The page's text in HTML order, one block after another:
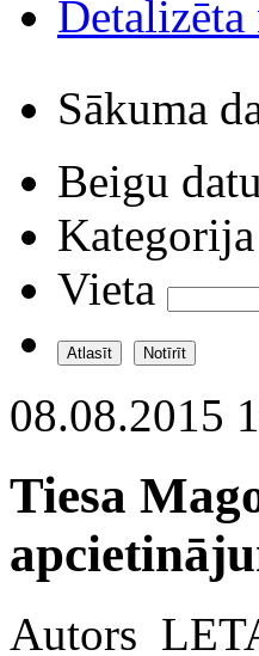
Detalizēta
Sākuma
Beigu
Kategorija
Vieta
08.08.2015
Tiesa
Autors